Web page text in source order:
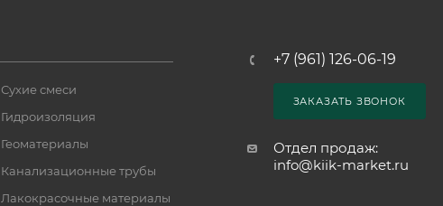
Сухие смеси
Гидроизоляция
Геоматериалы
Канализационные трубы
Лакокрасочные материалы
+7 (961) 126-06-19
ЗАКАЗАТЬ ЗВОНОК
Отдел продаж:
info@kiik-market.ru